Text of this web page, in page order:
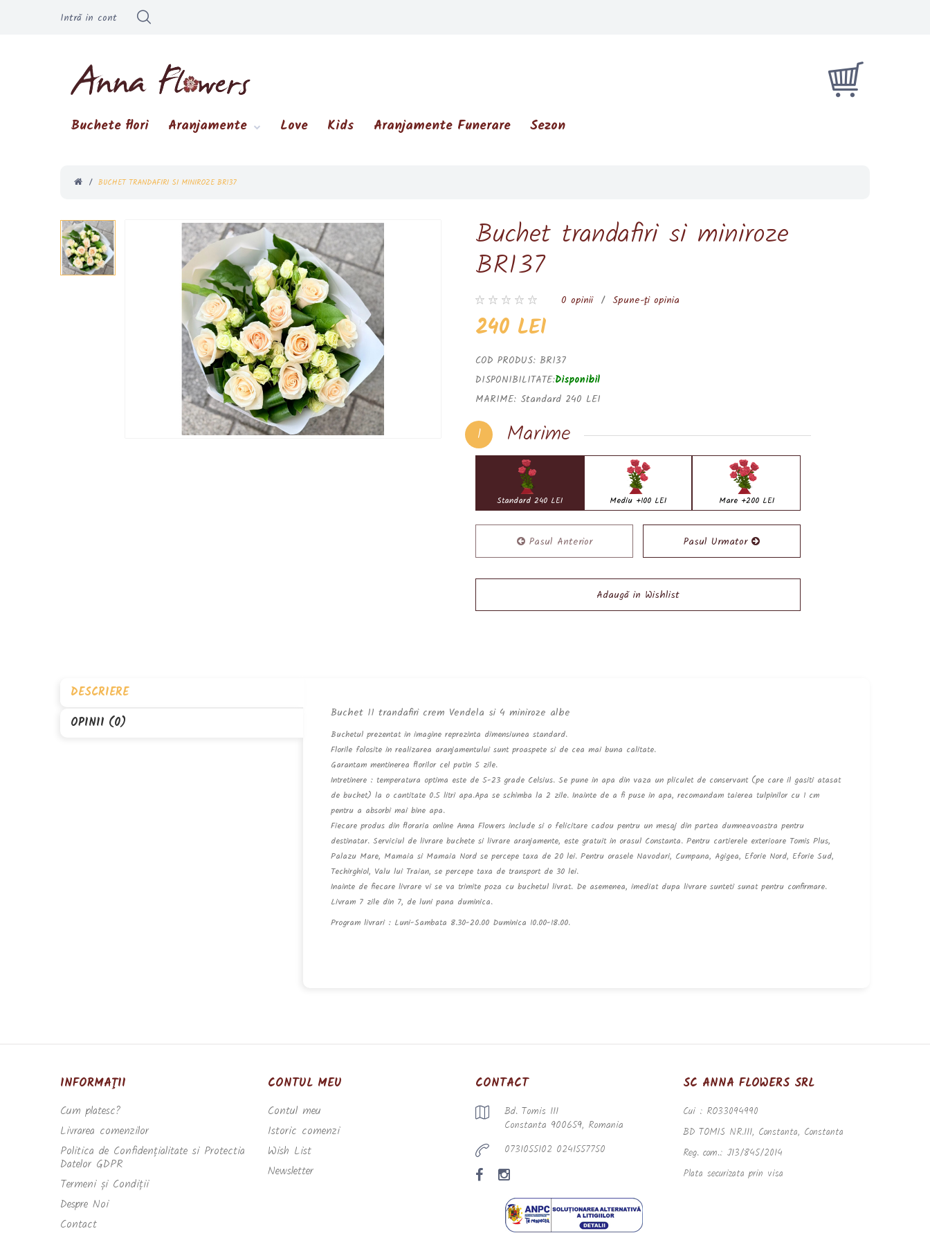
Intră in cont
Buchete flori Aranjamente Love Kids Aranjamente Funerare Sezon
BUCHET TRANDAFIRI SI MINIROZE BR137
Buchet trandafiri si miniroze
BR137
0 opinii / Spune-ţi opinia
240 LEI
COD PRODUS: BR137
DISPONIBILITATE:Disponibil
MARIME: Standard 240 LEI
1 Marime
Standard 240 LEI Mediu +100 LEI Mare +200 LEI
Pasul Anterior Pasul Urmator
Adaugă in Wishlist
DESCRIERE
OPINII (0)
Buchet 11 trandafiri crem Vendela si 4 miniroze albe
Buchetul prezentat in imagine reprezinta dimensiunea standard.
Florile folosite in realizarea aranjamentului sunt proaspete si de cea mai buna calitate.
Garantam mentinerea florilor cel putin 5 zile.
Intretinere : temperatura optima este de 5-23 grade Celsius. Se pune in apa din vaza un pliculet de conservant (pe care il gasiti atasat
de buchet) la o cantitate 0.5 litri apa.Apa se schimba la 2 zile. Inainte de a fi puse in apa, recomandam taierea tulpinilor cu 1 cm
pentru a absorbi mai bine apa.
Fiecare produs din floraria online Anna Flowers include si o felicitare cadou pentru un mesaj din partea dumneavoastra pentru
destinatar. Serviciul de livrare buchete si livrare aranjamente, este gratuit in orasul Constanta. Pentru cartierele exterioare Tomis Plus,
Palazu Mare, Mamaia si Mamaia Nord se percepe taxa de 20 lei. Pentru orasele Navodari, Cumpana, Agigea, Eforie Nord, Eforie Sud,
Techirghiol, Valu lui Traian, se percepe taxa de transport de 30 lei.
Inainte de fiecare livrare vi se va trimite poza cu buchetul livrat. De asemenea, imediat dupa livrare sunteti sunat pentru confirmare.
Livram 7 zile din 7, de luni pana duminica.
Program livrari : Luni-Sambata 8.30-20.00 Duminica 10.00-18.00.
INFORMAŢII
Cum platesc?
Livrarea comenzilor
Politica de Confidențialitate si Protectia
Datelor GDPR
Termeni și Condiții
Despre Noi
Contact
CONTUL MEU
Contul meu
Istoric comenzi
Wish List
Newsletter
CONTACT
Bd. Tomis 111
Constanta 900659, Romania
0731055102 0241557750
SC ANNA FLOWERS SRL
Cui : RO33094990
BD TOMIS NR.111, Constanta, Constanta
Reg. com.: J13/845/2014
Plata securizata prin visa